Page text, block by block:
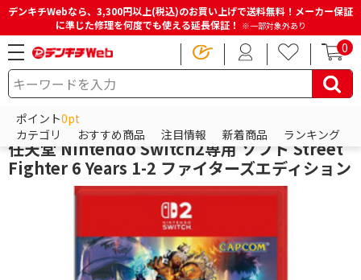
デンキチWebなら、3,300円以上(税込)のお買い上げで送料無料！メーカー保証
に準じた修理を何度でも使える延長保証！ ※一部対象外あり
0
ポイント0pt
カテゴリ
おすすめ商品 注目情報 新着商品 ランキング
HOME 商品一覧ページ ゲーム
Switchソフト（スイッチソフト）
任天堂 Nintendo Switch2専用 ソフト Street
Fighter 6 Years 1-2 ファイターズエディション